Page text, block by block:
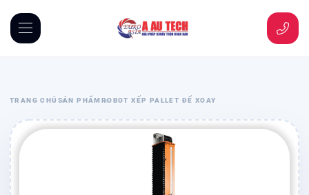
TRANG CHỦ SẢN PHẨM ROBOT XẾP PALLET ĐẾ XOAY